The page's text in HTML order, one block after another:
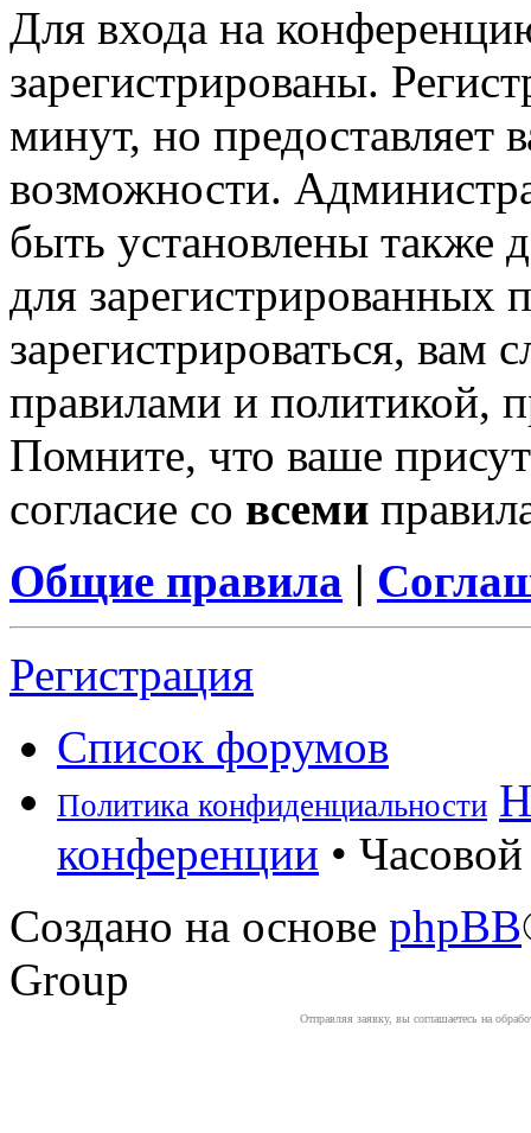
Для входа на
зарегистрированы.
минут, но предоставляет
возможности.
быть установлены также
для зарегистрированных
зарегистрироваться, вам
правилами и политикой,
Помните, что ваше
согласие со всеми
Общие правила |
Регистрация
Список форумов
Политика конфиденциальности
конференции •
Создано на основе phpBB
Group
Отправляя заявку, вы соглашаетесь на